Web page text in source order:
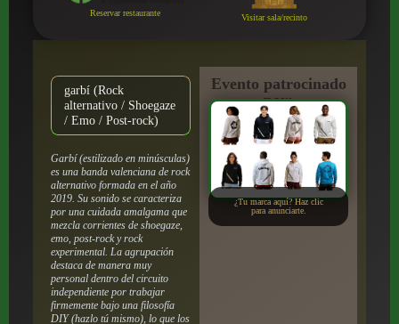
Reservar restaurante Visitar sala/recinto
garbí (Rock
alternativo / Shoegaze
/ Emo / Post-rock)
Garbí (estilizado en minúsculas)
es una banda valenciana de rock
alternativo formada en el año
2019. Su sonido se caracteriza
por una cuidada amalgama que
mezcla corrientes de shoegaze,
emo, post-rock y rock
experimental. La agrupación
destaca de manera muy
personal dentro del circuito
independiente por trabajar
firmemente bajo una filosofía
DIY(hazlo tú mismo), lo que los
Evento patrocinado
por:
¿Tu marca aquí? Haz clic
para anunciarte.